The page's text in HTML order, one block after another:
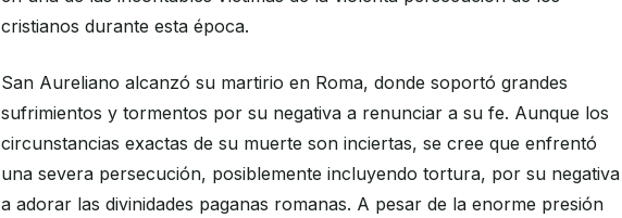
cristianos durante esta época.
San Aureliano alcanzó su martirio en Roma, donde soportó grandes
sufrimientos y tormentos por su negativa a renunciar a su fe. Aunque los
circunstancias exactas de su muerte son inciertas, se cree que enfrentó
una severa persecución, posiblemente incluyendo tortura, por su negativa
a adorar las divinidades paganas romanas. A pesar de la enorme presión